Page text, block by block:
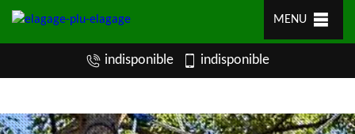
MENU
indisponible indisponible